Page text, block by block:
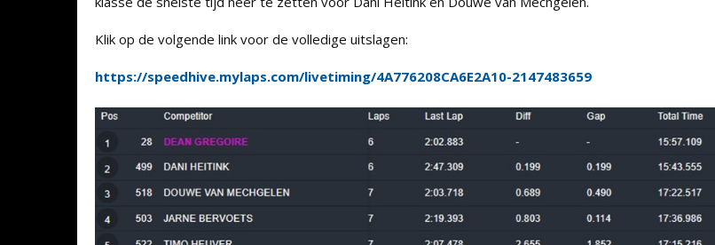
Klik op de volgende link voor de volledige uitslagen:
https://speedhive.mylaps.com/livetiming/4A776208CA6E2A10-2147483659